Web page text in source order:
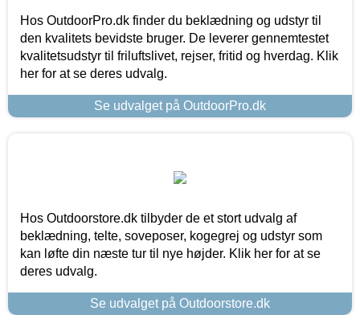
Hos OutdoorPro.dk finder du beklædning og udstyr til
den kvalitets bevidste bruger. De leverer gennemtestet
kvalitetsudstyr til friluftslivet, rejser, fritid og hverdag. Klik
her for at se deres udvalg.
Se udvalget på OutdoorPro.dk
Hos Outdoorstore.dk tilbyder de et stort udvalg af
beklædning, telte, soveposer, kogegrej og udstyr som
kan løfte din næste tur til nye højder. Klik her for at se
deres udvalg.
Se udvalget på Outdoorstore.dk